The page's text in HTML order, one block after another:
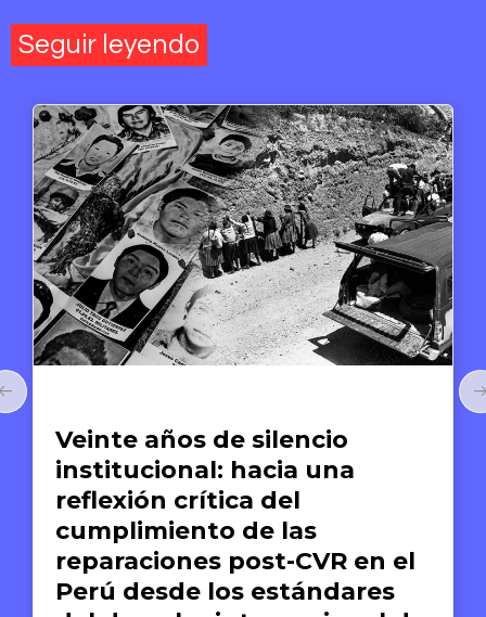
Seguir leyendo
El arte de compartir:
Anthony Bourdain y la
gastronomía como medio
para el reconocimiento de la
dignidad humana